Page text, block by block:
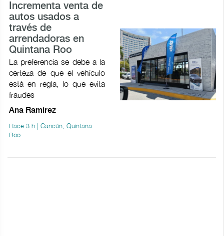
Incrementa venta de
autos usados a
través de
arrendadoras en
Quintana Roo
La preferencia se debe a la
certeza de que el vehículo
está en regla, lo que evita
fraudes
Ana Ramírez
Hace 3 h | Cancún, Quintana
Roo